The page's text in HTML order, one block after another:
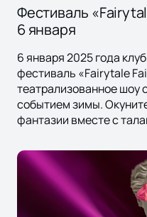
Фестиваль
6 января
6 января 2025 года
фестиваль «Fairytale
театрализованное шоу
событием зимы.
фантазии вместе с